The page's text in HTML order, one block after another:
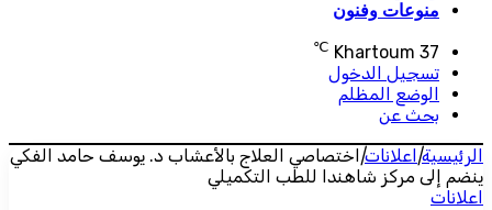
منوعات وفنون
Khartoum 37
℃
تسجيل الدخول
الوضع المظلم
بحث عن
الرئيسية| اعلانات| اختصاصي العلاج بالأعشاب د. يوسف حامد الفكي
ينضم إلى مركز شاهندا للطب التكميلي
اعلانات